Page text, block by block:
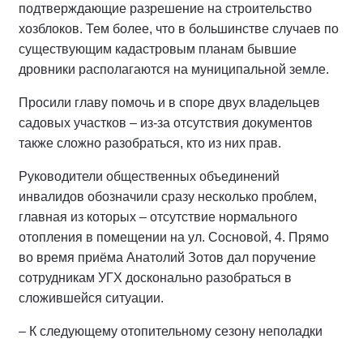
подтверждающие разрешение на строительство
хозблоков. Тем более, что в большинстве случаев по
существующим кадастровым планам бывшие
дровники располагаются на муниципальной земле.
Просили главу помочь и в споре двух владельцев
садовых участков – из-за отсутствия документов
также сложно разобраться, кто из них прав.
Руководители общественных объединений
инвалидов обозначили сразу несколько проблем,
главная из которых – отсутствие нормального
отопления в помещении на ул. Сосновой, 4. Прямо
во время приёма Анатолий Зотов дал поручение
сотрудникам УГХ досконально разобраться в
сложившейся ситуации.
– К следующему отопительному сезону неполадки